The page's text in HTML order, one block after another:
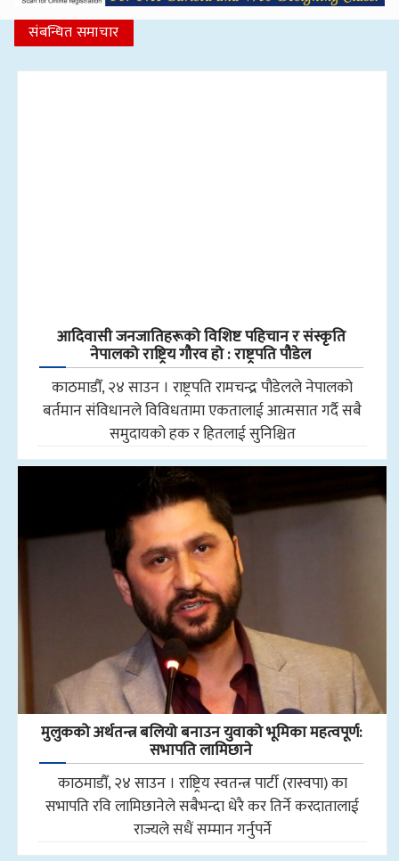
संबन्धित समाचार
आदिवासी जनजातिहरूको विशिष्ट पहिचान र संस्कृति
नेपालको राष्ट्रिय गौरव हो : राष्ट्रपति पौडेल
काठमाडौँ, २४ साउन । राष्ट्रपति रामचन्द्र पौडेलले नेपालको
बर्तमान संविधानले विविधतामा एकतालाई आत्मसात गर्दै सबै
समुदायको हक र हितलाई सुनिश्चित
मुलुकको अर्थतन्त्र बलियो बनाउन युवाको भूमिका महत्वपूर्ण:
सभापति लामिछाने
काठमाडौँ, २४ साउन । राष्ट्रिय स्वतन्त्र पार्टी (रास्वपा) का
सभापति रवि लामिछानेले सबैभन्दा धेरै कर तिर्ने करदातालाई
राज्यले सधैं सम्मान गर्नुपर्ने